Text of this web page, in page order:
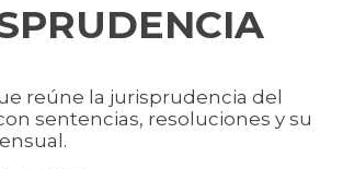
reúne la jurisprudencia del
sentencias, resoluciones y su